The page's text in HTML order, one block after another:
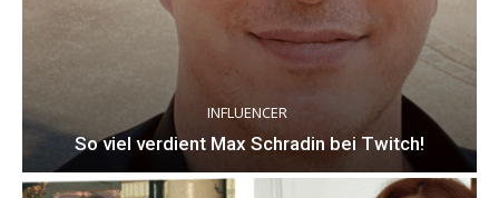
INFLUENCER
So viel verdient Max Schradin bei Twitch!